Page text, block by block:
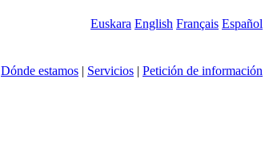
Euskara English Français Español
Dónde estamos | Servicios | Petición de información